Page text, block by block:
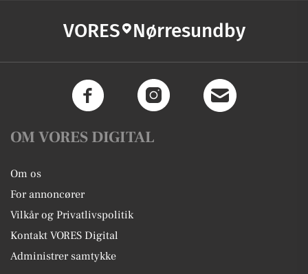
VORES Nørresundby
OM VORES DIGITAL
Om os
For annoncører
Vilkår og Privatlivspolitik
Kontakt VORES Digital
Administrer samtykke